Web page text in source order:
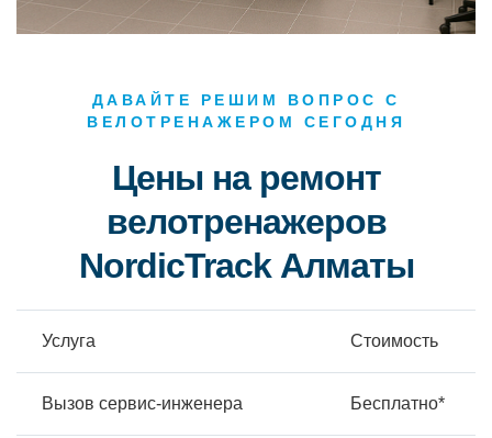
ДАВАЙТЕ РЕШИМ ВОПРОС С
ВЕЛОТРЕНАЖЕРОМ СЕГОДНЯ
Цены на ремонт
велотренажеров
NordicTrack Алматы
Услуга Стоимость
Вызов сервис-инженера Бесплатно*